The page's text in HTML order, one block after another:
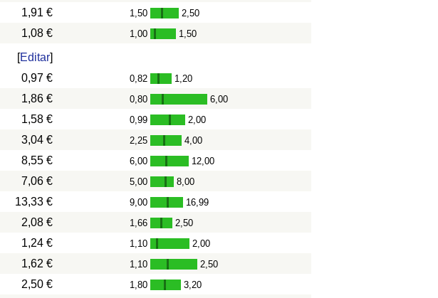
1,91 € 1,50 - 2,50
1,08 € 1,00 - 1,50
[Editar]
0,97 € 0,82 - 1,20
1,86 € 0,80 - 6,00
1,58 € 0,99 - 2,00
3,04 € 2,25 - 4,00
8,55 € 6,00 - 12,00
7,06 € 5,00 - 8,00
13,33 € 9,00 - 16,99
2,08 € 1,66 - 2,50
1,24 € 1,10 - 2,00
1,62 € 1,10 - 2,50
2,50 € 1,80 - 3,20